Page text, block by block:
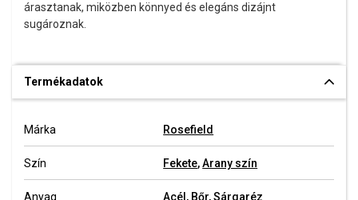
árasztanak, miközben könnyed és elegáns dizájnt
sugároznak.
Termékadatok
Márka Rosefield
Szín Fekete,Arany szín
Anyag Acél, Bőr, Sárgaréz